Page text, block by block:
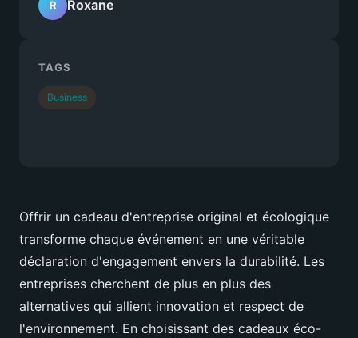
Offrir un cadeau d'entreprise original et écologique
transforme chaque événement en une véritable
déclaration d'engagement envers la durabilité. Les
entreprises cherchent de plus en plus des
alternatives qui allient innovation et respect de
l'environnement. En choisissant des cadeaux éco-
R Roxane
TAGS
Business